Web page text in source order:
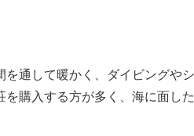
を通して暖かく、ダイビングや
を購入する方が多く、海に面し